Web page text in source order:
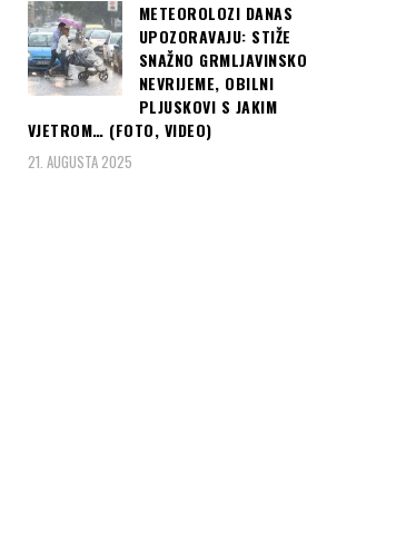
METEOROLOZI DANAS
UPOZORAVAJU: STIŽE
SNAŽNO GRMLJAVINSKO
NEVRIJEME, OBILNI
PLJUSKOVI S JAKIM
VJETROM… (FOTO, VIDEO)
21. AUGUSTA 2025